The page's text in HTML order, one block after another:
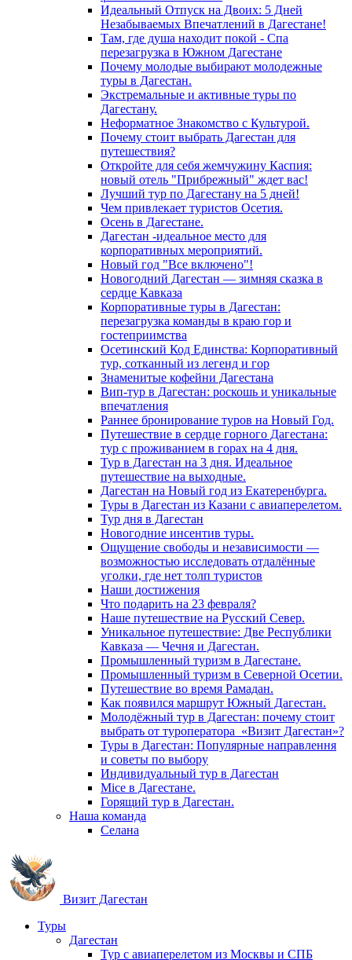
Идеальный Отпуск на Двоих: 5 Дней
Незабываемых Впечатлений в Дагестане!
Там, где душа находит покой - Спа
перезагрузка в Южном Дагестане
Почему молодые выбирают молодежные
туры в Дагестан.
Экстремальные и активные туры по
Дагестану.
Неформатное Знакомство с Культурой.
Почему стоит выбрать Дагестан для
путешествия?
Откройте для себя жемчужину Каспия:
новый отель "Прибрежный" ждет вас!
Лучший тур по Дагестану на 5 дней!
Чем привлекает туристов Осетия.
Осень в Дагестане.
Дагестан -идеальное место для
корпоративных мероприятий.
Новый год "Все включено"!
Новогодний Дагестан — зимняя сказка в
сердце Кавказа
Корпоративные туры в Дагестан:
перезагрузка команды в краю гор и
гостеприимства
Осетинский Код Единства: Корпоративный
тур, сотканный из легенд и гор
Знаменитые кофейни Дагестана
Вип-тур в Дагестан: роскошь и уникальные
впечатления
Раннее бронирование туров на Новый Год.
Путешествие в сердце горного Дагестана:
тур с проживанием в горах на 4 дня.
Тур в Дагестан на 3 дня. Идеальное
путешествие на выходные.
Дагестан на Новый год из Екатеренбурга.
Туры в Дагестан из Казани с авиаперелетом.
Тур дня в Дагестан
Новогодние инсентив туры.
Ощущение свободы и независимости —
возможностью исследовать отдалённые
уголки, где нет толп туристов
Наши достижения
Что подарить на 23 февраля?
Наше путешествие на Русский Север.
Уникальное путешествие: Две Республики
Кавказа — Чечня и Дагестан.
Промышленный туризм в Дагестане.
Промышленный туризм в Северной Осетии.
Путешествие во время Рамадан.
Как появился маршрут Южный Дагестан.
Молодёжный тур в Дагестан: почему стоит
выбрать от туроператора «Визит Дагестан»?
Туры в Дагестан: Популярные направлення
и советы по выбору
Индивидуальный тур в Дагестан
Mice в Дагестане.
Горящий тур в Дагестан.
Наша команда
Селана
Визит Дагестан
Туры
Дагестан
Тур с авиаперелетом из Москвы и СПБ